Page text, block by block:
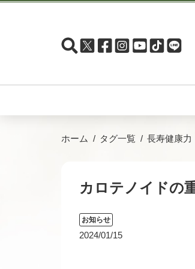
ホーム タグ一覧 長寿健康力
カロテノイドの
お知らせ
2024/01/15